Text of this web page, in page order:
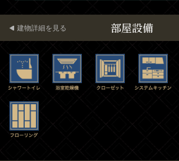
部屋設備
建物詳細を見る